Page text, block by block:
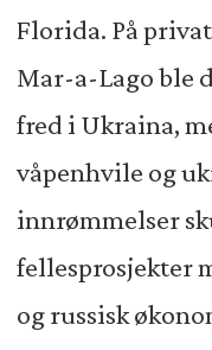
Florida. På
Mar-a-Lago ble
fred i Ukraina,
våpenhvile og
innrømmelser
fellesprosjekter
og russisk